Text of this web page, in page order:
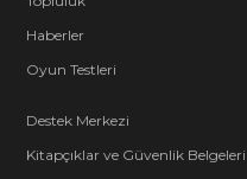
Haberler
Oyun Testleri
Destek Merkezi
Kitapçıklar ve Güvenlik Belgeleri